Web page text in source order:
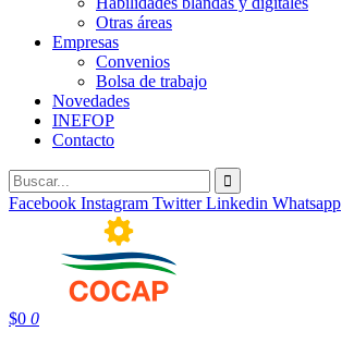
Otras áreas
Empresas
Convenios
Bolsa de trabajo
Novedades
INEFOP
Contacto
Facebook Instagram Twitter Linkedin Whatsapp
$0 0